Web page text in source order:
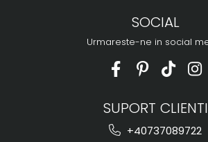
SOCIAL
Urmareste-ne in social
SUPORT CLIENTI
+40737089722